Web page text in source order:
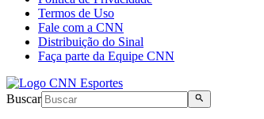
Termos de Uso
Fale com a CNN
Distribuição do Sinal
Faça parte da Equipe CNN
Buscar